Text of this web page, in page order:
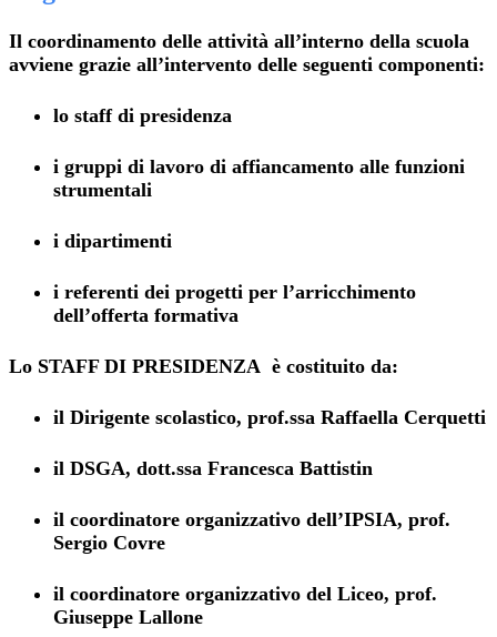
Il coordinamento delle attività all’interno della scuola
avviene grazie all’intervento delle seguenti componenti:
lo staff di presidenza
i gruppi di lavoro di affiancamento alle funzioni
strumentali
i dipartimenti
i referenti dei progetti per l’arricchimento
dell’offerta formativa
Lo STAFF DI PRESIDENZA è costituito da:
il Dirigente scolastico, prof.ssa Raffaella Cerquetti
il DSGA, dott.ssa Francesca Battistin
il coordinatore organizzativo dell’IPSIA, prof.
Sergio Covre
il coordinatore organizzativo del Liceo, prof.
Giuseppe Lallone